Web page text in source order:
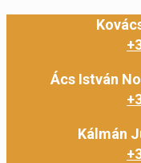
Ács István
Kálmán